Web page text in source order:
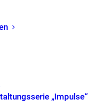
„Impulse“